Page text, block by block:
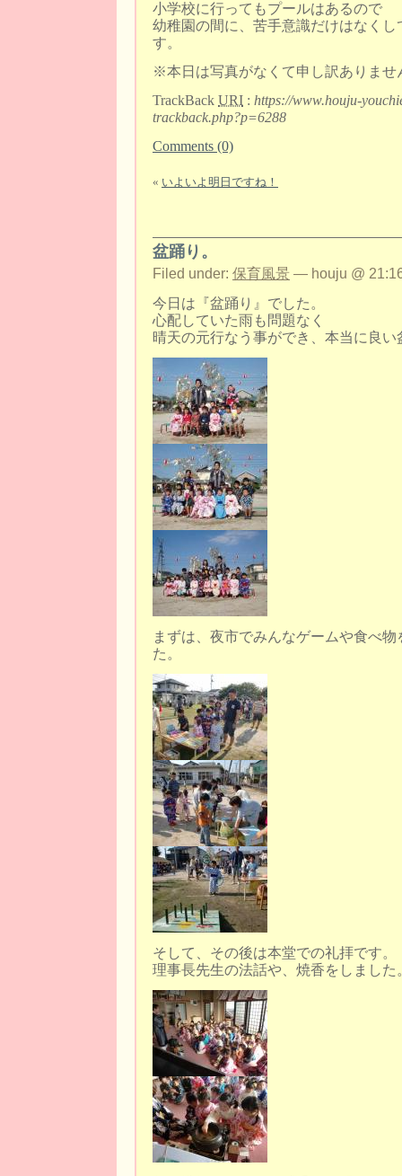
小学校に行ってもプールはあるので
幼稚園の間に、苦手意識だけはなく
す。
※本日は写真がなくて申し訳ありませ
TrackBack URI : https://www.houju-
trackback.php?p=6288
Comments (0)
« いよいよ明日ですね！
盆踊り。
Filed under: 保育風景 — houju @
今日は『盆踊り』でした。
心配していた雨も問題なく
晴天の元行なう事ができ、本当に良
まずは、夜市でみんなゲームや食べ
た。
そして、その後は本堂での礼拝です。
理事長先生の法話や、焼香をしました